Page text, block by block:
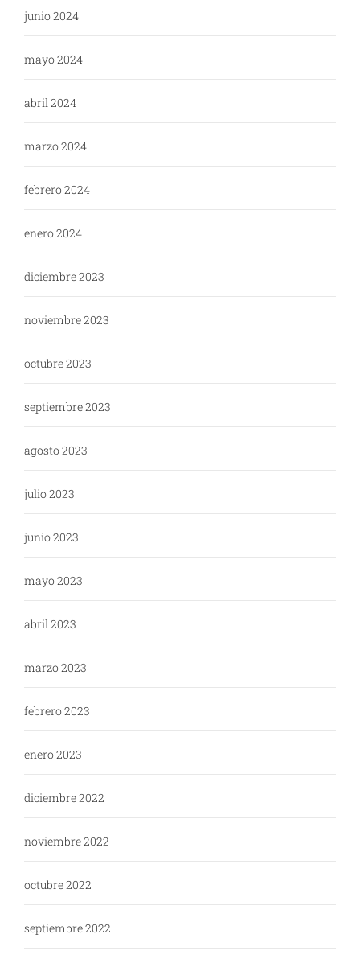
junio 2024
mayo 2024
abril 2024
marzo 2024
febrero 2024
enero 2024
diciembre 2023
noviembre 2023
octubre 2023
septiembre 2023
agosto 2023
julio 2023
junio 2023
mayo 2023
abril 2023
marzo 2023
febrero 2023
enero 2023
diciembre 2022
noviembre 2022
octubre 2022
septiembre 2022